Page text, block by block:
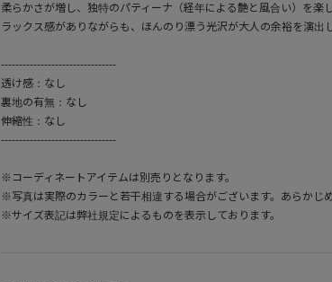
柔らかさが増し、独特のパティーナ（経年による艶と風合い）を楽
ラックス感がありながらも、ほんのり漂う光沢が大人の余裕を演出し
--------------------------------
透け感：なし
裏地の有無：なし
伸縮性：なし
--------------------------------
※コーディネートアイテムは別売りとなります。
※写真は実際のカラーと若干相違する場合がございます。あらかじ
※サイズ表記は弊社規定によるものを表示しております。